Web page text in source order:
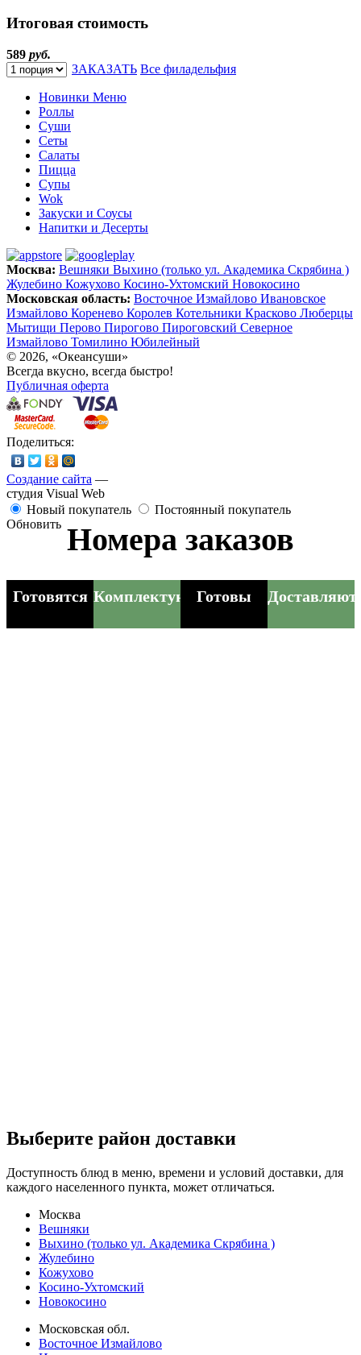
Итоговая стоимость
589 руб.
ЗАКАЗАТЬ Все филадельфия
Новинки Меню
Роллы
Суши
Сеты
Салаты
Пицца
Супы
Wok
Закуски и Соусы
Напитки и Десерты
Москва: Вешняки Выхино (только ул. Академика Скрябина )
Жулебино Кожухово Косино-Ухтомский Новокосино
Московская область: Восточное Измайлово Ивановское
Измайлово Коренево Королев Котельники Красково Люберцы
Мытищи Перово Пирогово Пироговский Северное
Измайлово Томилино Юбилейный
© 2026, «Океансуши»
Всегда вкусно, всегда быстро!
Публичная оферта
Поделиться:
Создание сайта —
студия Visual Web
Новый покупатель
Постоянный покупатель
Обновить Номера заказов
Готовятся КомплектуютсяГотовы
Выберите район доставки
Доступность блюд в меню, времени и условий доставки, для
каждого населенного пункта, может отличаться.
Москва
Вешняки
Выхино (только ул. Академика Скрябина )
Жулебино
Кожухово
Косино-Ухтомский
Новокосино
Московская обл.
Восточное Измайлово